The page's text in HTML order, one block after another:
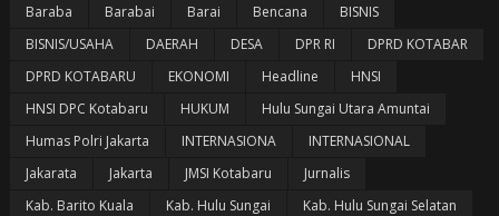
Baraba
Barabai Barai Bencana
BISNIS
BISNIS/USAHA
DAERAH DESA DPR RI
DPRD KOTABAR
DPRD KOTABARU
EKONOMI Headline
HNSI
HNSI DPC Kotabaru
HUKUM
Hulu Sungai Utara Amuntai
Humas Polri Jakarta
INTERNASIONA
INTERNASIONAL
Jakarata
Jakarta JMSI Kotabaru
Jurnalis
Kab. Barito Kuala
Kab. Hulu Sungai
Kab. Hulu Sungai Selatan